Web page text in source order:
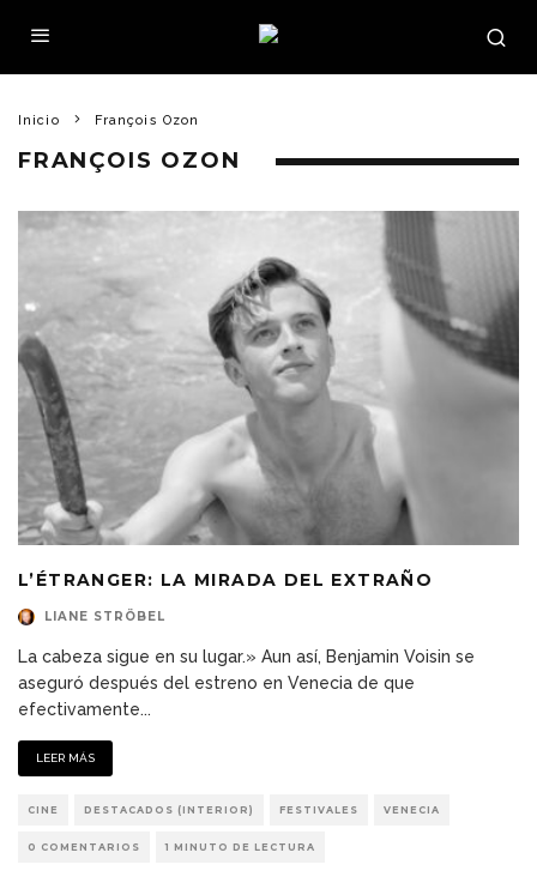
Inicio François Ozon
FRANÇOIS OZON
L’ÉTRANGER: LA MIRADA DEL EXTRAÑO
LIANE STRÖBEL
La cabeza sigue en su lugar.» Aun así, Benjamin Voisin se
aseguró después del estreno en Venecia de que
efectivamente...
LEER MÁS
CINE DESTACADOS (INTERIOR) FESTIVALES VENECIA
0 COMENTARIOS 1 MINUTO DE LECTURA